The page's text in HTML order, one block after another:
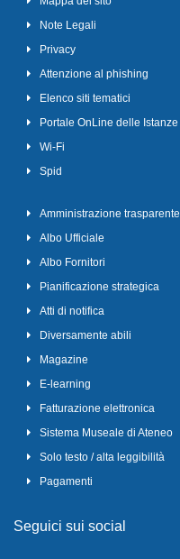
Note Legali
Privacy
Attenzione al phishing
Elenco siti tematici
Portale OnLine delle Istanze
Wi-Fi
Spid
Amministrazione trasparente
Albo Ufficiale
Albo Fornitori
Pianificazione strategica
Atti di notifica
Diversamente abili
Magazine
E-learning
Fatturazione elettronica
Sistema Museale di Ateneo
Solo testo / alta leggibilità
Pagamenti
Seguici sui social